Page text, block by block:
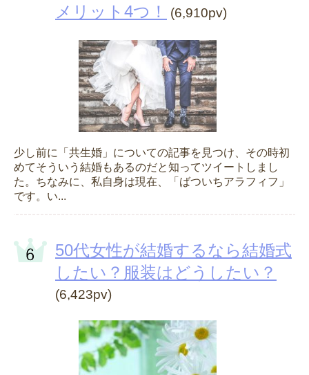
メリット4つ！
(6,910pv)
少し前に「共生婚」についての記事を見つけ、その時初
めてそういう結婚もあるのだと知ってツイートしまし
た。ちなみに、私自身は現在、「ばついちアラフィフ」
です。い...
50代女性が結婚するなら結婚式
したい？服装はどうしたい？
(6,423pv)